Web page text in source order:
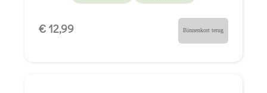
€ 12,99 Binnenkort terug